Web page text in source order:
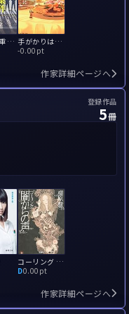
警察庁最重要案件指定 靖國爆破を阻止せよ
手がかりは一皿の中に
-0.00pt
作家詳細ページへ
登録作品
5冊
コーリング 闇からの声
D0.00pt
作家詳細ページへ